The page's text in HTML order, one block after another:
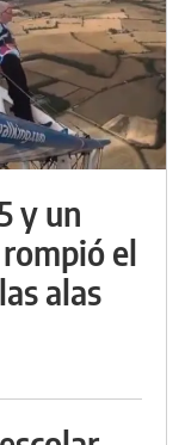
y un
rompió el
alas